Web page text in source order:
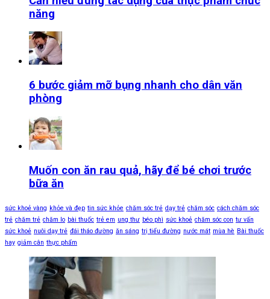
năng
6 bước giảm mỡ bụng nhanh cho dân văn
phòng
Muốn con ăn rau quả, hãy để bé chơi trước
bữa ăn
sức khoẻ vàng khỏe và đẹp tin sức khỏe chăm sóc trẻ dạy trẻ chăm sóc cách chăm sóc
trẻ chăm trẻ chăm lo bài thuốc trẻ em ung thư béo phì sức khoẻ chăm sóc con tư vấn
sức khoẻ nuôi dạy trẻ đái tháo đường ăn sáng trị tiểu đường nước mát mùa hè Bài thuốc
hay giảm cân thực phẩm